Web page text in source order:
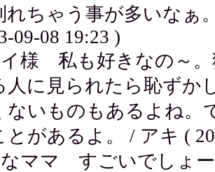
れちゃう事が多いなぁ
09-08 19:23 )
様 私も好きなの～。
人に見られたら恥ずか
ないものもあるよね。
とがあるよ。 / アキ (
ママ すごいでしょ